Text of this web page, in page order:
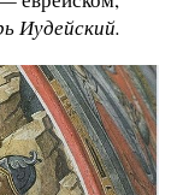
Иудейский.